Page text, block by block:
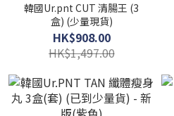
韓國Ur.pnt CUT 清腸王 (3
盒) (少量現貨)
HK$908.00
HK$1,497.00